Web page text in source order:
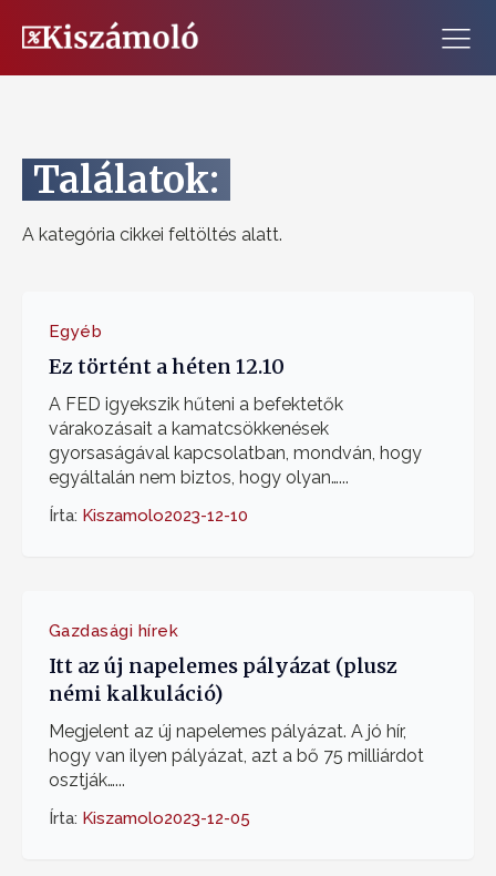
Találatok:
A kategória cikkei feltöltés alatt.
Egyéb
Ez történt a héten 12.10
A FED igyekszik hűteni a befektetők
várakozásait a kamatcsökkenések
gyorsaságával kapcsolatban, mondván, hogy
egyáltalán nem biztos, hogy olyan…...
Írta: Kiszamolo2023-12-10
Gazdasági hírek
Itt az új napelemes pályázat (plusz
némi kalkuláció)
Megjelent az új napelemes pályázat. A jó hír,
hogy van ilyen pályázat, azt a bő 75 milliárdot
osztják…...
Írta: Kiszamolo2023-12-05